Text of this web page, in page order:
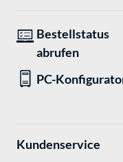
Bestellstatus
abrufen
PC-
Kundenservice